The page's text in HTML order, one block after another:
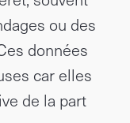
ou des
données
car elles
de la part